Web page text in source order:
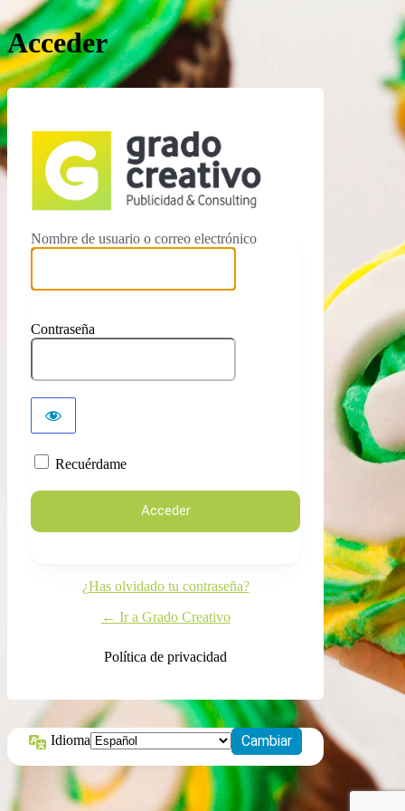
Acceder
https://
Nombre de usuario o correo electrónico
Contraseña
Recuérdame
¿Has olvidado tu contraseña?
← Ir a Grado Creativo
Política de privacidad
Idioma